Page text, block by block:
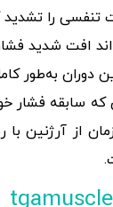
تنفسی را تشدید
افت شدید
دوران به‌طور
سابقه فشار
از آرژنین